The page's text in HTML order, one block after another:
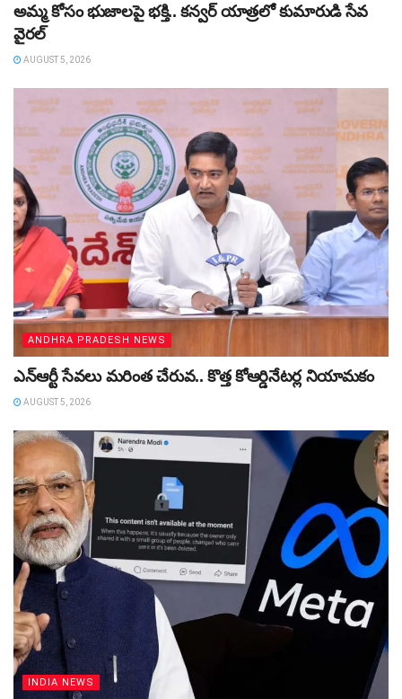
అమ్మ కోసం భుజాలపై భక్తి.. కన్వర్‌ యాత్రలో కుమారుడి సేవ
వైరల్
AUGUST 5, 2026
ANDHRA PRADESH NEWS
ఎన్ఆర్టీ సేవలు మరింత చేరువ.. కొత్త కోఆర్డినేటర్ల నియామకం
AUGUST 5, 2026
INDIA NEWS